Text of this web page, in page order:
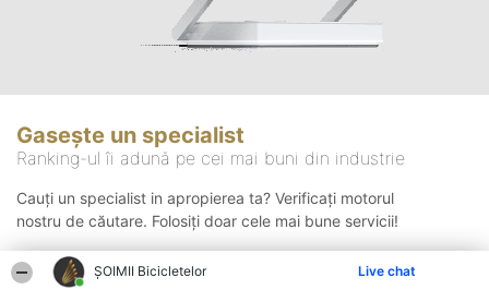
ȘOIMII Bicicletelor Live chat
Gasește un specialist
Ranking-ul îi adună pe cei mai buni din industrie
Cauți un specialist in apropierea ta? Verificați motorul
nostru de căutare. Folosiți doar cele mai bune servicii!